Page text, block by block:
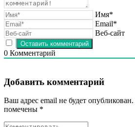
Имя*
Email*
Веб-сайт
0 Комментарий
Добавить комментарий
Ваш адрес email не будет опубликован.
помечены *